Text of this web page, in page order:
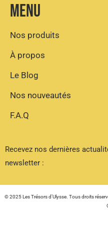
Menu
Nos produits
À propos
Le Blog
Nos nouveautés
F.A.Q
Recevez nos dernières
newsletter :
© 2025 Les Trésors d’Ulysse. Tous droits